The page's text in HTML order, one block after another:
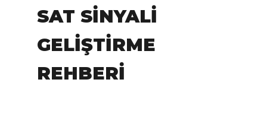
SAT SINYALI
GELIŞTIRME
REHBERI